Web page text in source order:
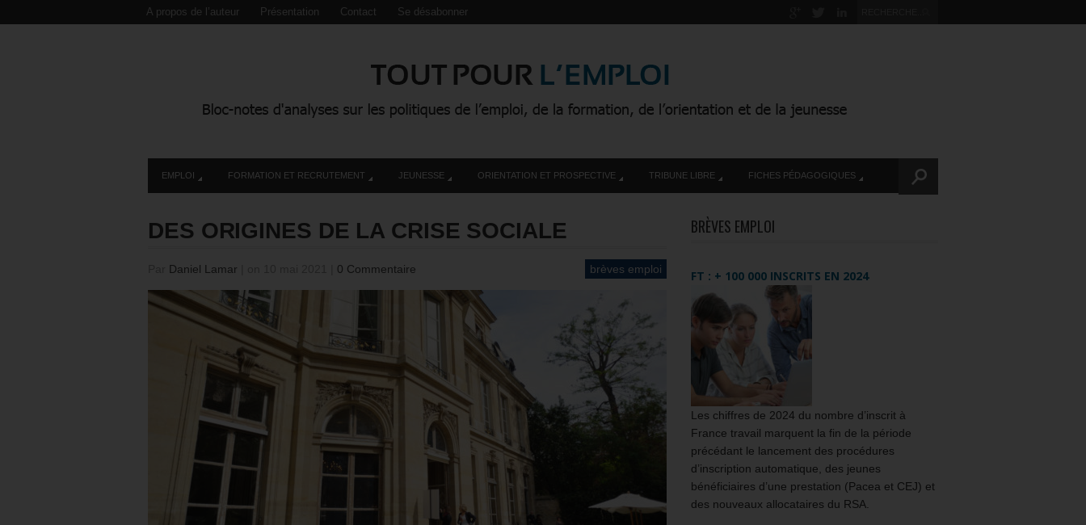
A propos de l’auteur Présentation Contact Se désabonner
EMPLOI FORMATION ET RECRUTEMENT JEUNESSE ORIENTATION ET PROSPECTIVE TRIBUNE LIBRE FICHES PÉDAGOGIQUES
DES ORIGINES DE LA CRISE SOCIALE
Daniel Lamar 0 Commentaire brèves emploi
BRÈVES EMPLOI
FT : + 100 000 INSCRITS EN 2024
Les chiffres de 2024 du nombre d’inscrit à
France travail marquent la fin de la période
précédant le lancement des procédures
d’inscription automatique, des jeunes
bénéficiaires d’une prestation (Pacea et CEJ) et
des nouveaux allocataires du RSA.